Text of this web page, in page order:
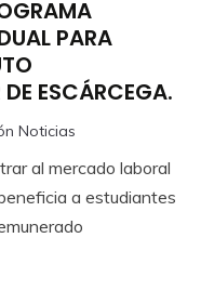
PARA
ESCÁRCEGA.
Noticias
al mercado laboral
a estudiantes